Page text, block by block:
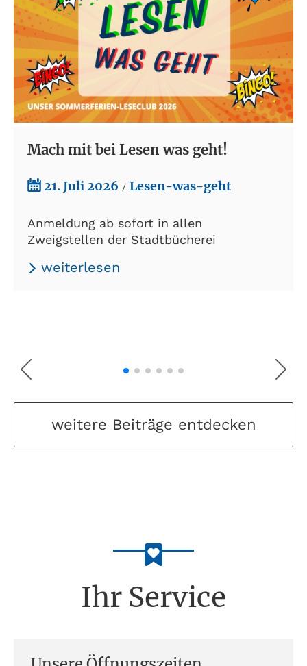
Mach mit bei Lesen was geht!
21. Juli 2026 / Lesen-was-geht
Anmeldung ab sofort in allen
Zweigstellen der Stadtbücherei
weiterlesen
weitere Beiträge entdecken
Ihr Service